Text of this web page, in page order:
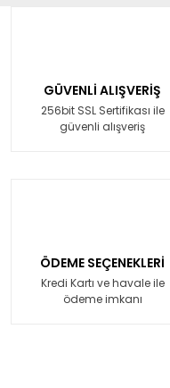
GÜVENLİ ALIŞVERİŞ
256bit SSL Sertifikası ile
güvenli alışveriş
ÖDEME SEÇENEKLERİ
Kredi Kartı ve havale ile
ödeme imkanı